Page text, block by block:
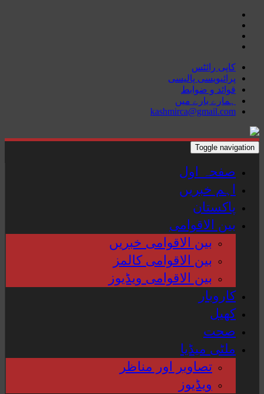
Skip
content
کاپی رائٹس
پرائیویسی پالیسی
قوائد و ضوابط
ہمارے بارے میں
kashmirca@gmail.com
Toggle navigation
صفحہ اول
اہم خبریں
پاکستان
بین الاقوامی
بین الاقوامی خبریں
بین الاقوامی کالمز
بین الاقوامی ویڈیوز
کاروبار
کھیل
صحت
ملٹی میڈیا
تصاویر اور مناظر
ویڈیوز